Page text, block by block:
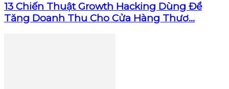
13 Chiến Thuật Growth Hacking Dùng Để
Tăng Doanh Thu Cho Cửa Hàng Thươ...